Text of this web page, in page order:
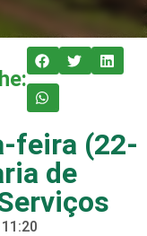
feira (22-
de
11:20